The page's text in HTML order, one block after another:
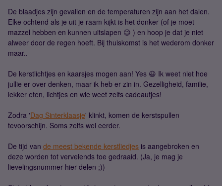
De blaadjes zijn gevallen en de temperaturen zijn aan het dalen.
Elke ochtend als je uit je raam kijkt is het donker (of je moet
mazzel hebben en kunnen uitslapen 😉 ) en hoop je dat je niet
alweer door de regen hoeft. Bij thuiskomst is het wederom donker
maar..
De kerstlichtjes en kaarsjes mogen aan! Yes 😃 Ik weet niet hoe
jullie er over denken, maar ik heb er zin in. Gezelligheid, familie,
lekker eten, lichtjes en wie weet zelfs cadeautjes!
Zodra 'Dag Sinterklaasje' klinkt, komen de kerstspullen
tevoorschijn. Soms zelfs wel eerder.
De tijd van de meest bekende kerstliedjes is aangebroken en
deze worden tot vervelends toe gedraaid. (Ja, je mag je
lievelingsnummer hier delen ;))